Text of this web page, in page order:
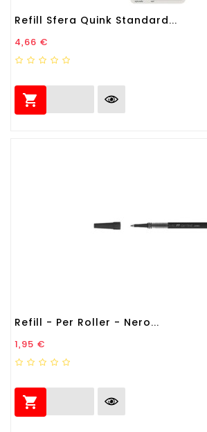
Refill Sfera Quink Standard...
Prezzo
4,66 €

Refill - Per Roller - Nero...
Prezzo
1,95 €
